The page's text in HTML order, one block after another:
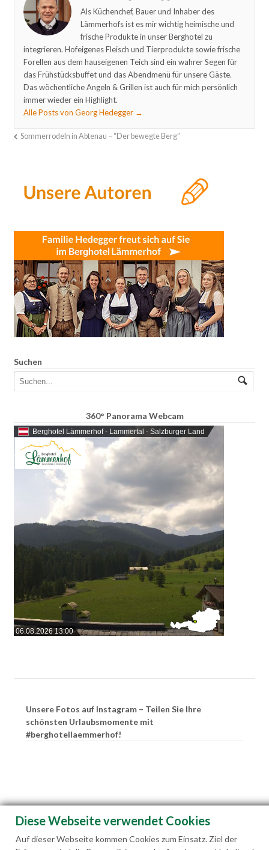
Als Küchenchef, Bauer und Inhaber des
Lämmerhofs ist es mir wichtig heimische und
frische Produkte in unser Berghotel zu
integrieren. Hofeigenes Fleisch und Tierprodukte sowie frische
Forellen aus dem hauseigenen Teich sind ein wahrer Segen für
das Frühstücksbuffet und das Abendmenü für unsere Gäste.
Das wöchentliche Angeln & Grillen ist auch für mich persönlich
immer wieder ein Highlight.
Alle Posts von Georg Hedegger →
Sommerrodeln in Abtenau – “Der bewegte Berg”
Suchen
360° Panorama Webcam
Berghotel Lämmerhof - Lammertal - Salzburger Land
06.08.2026 13:00
Unsere Fotos auf Instagram – Teilen Sie Ihre
schönsten Urlaubsmomente mit
#berghotellaemmerhof!
Diese Webseite verwendet Cookies
Auf dieser Webseite kommen Cookies zum Einsatz. Ziel der